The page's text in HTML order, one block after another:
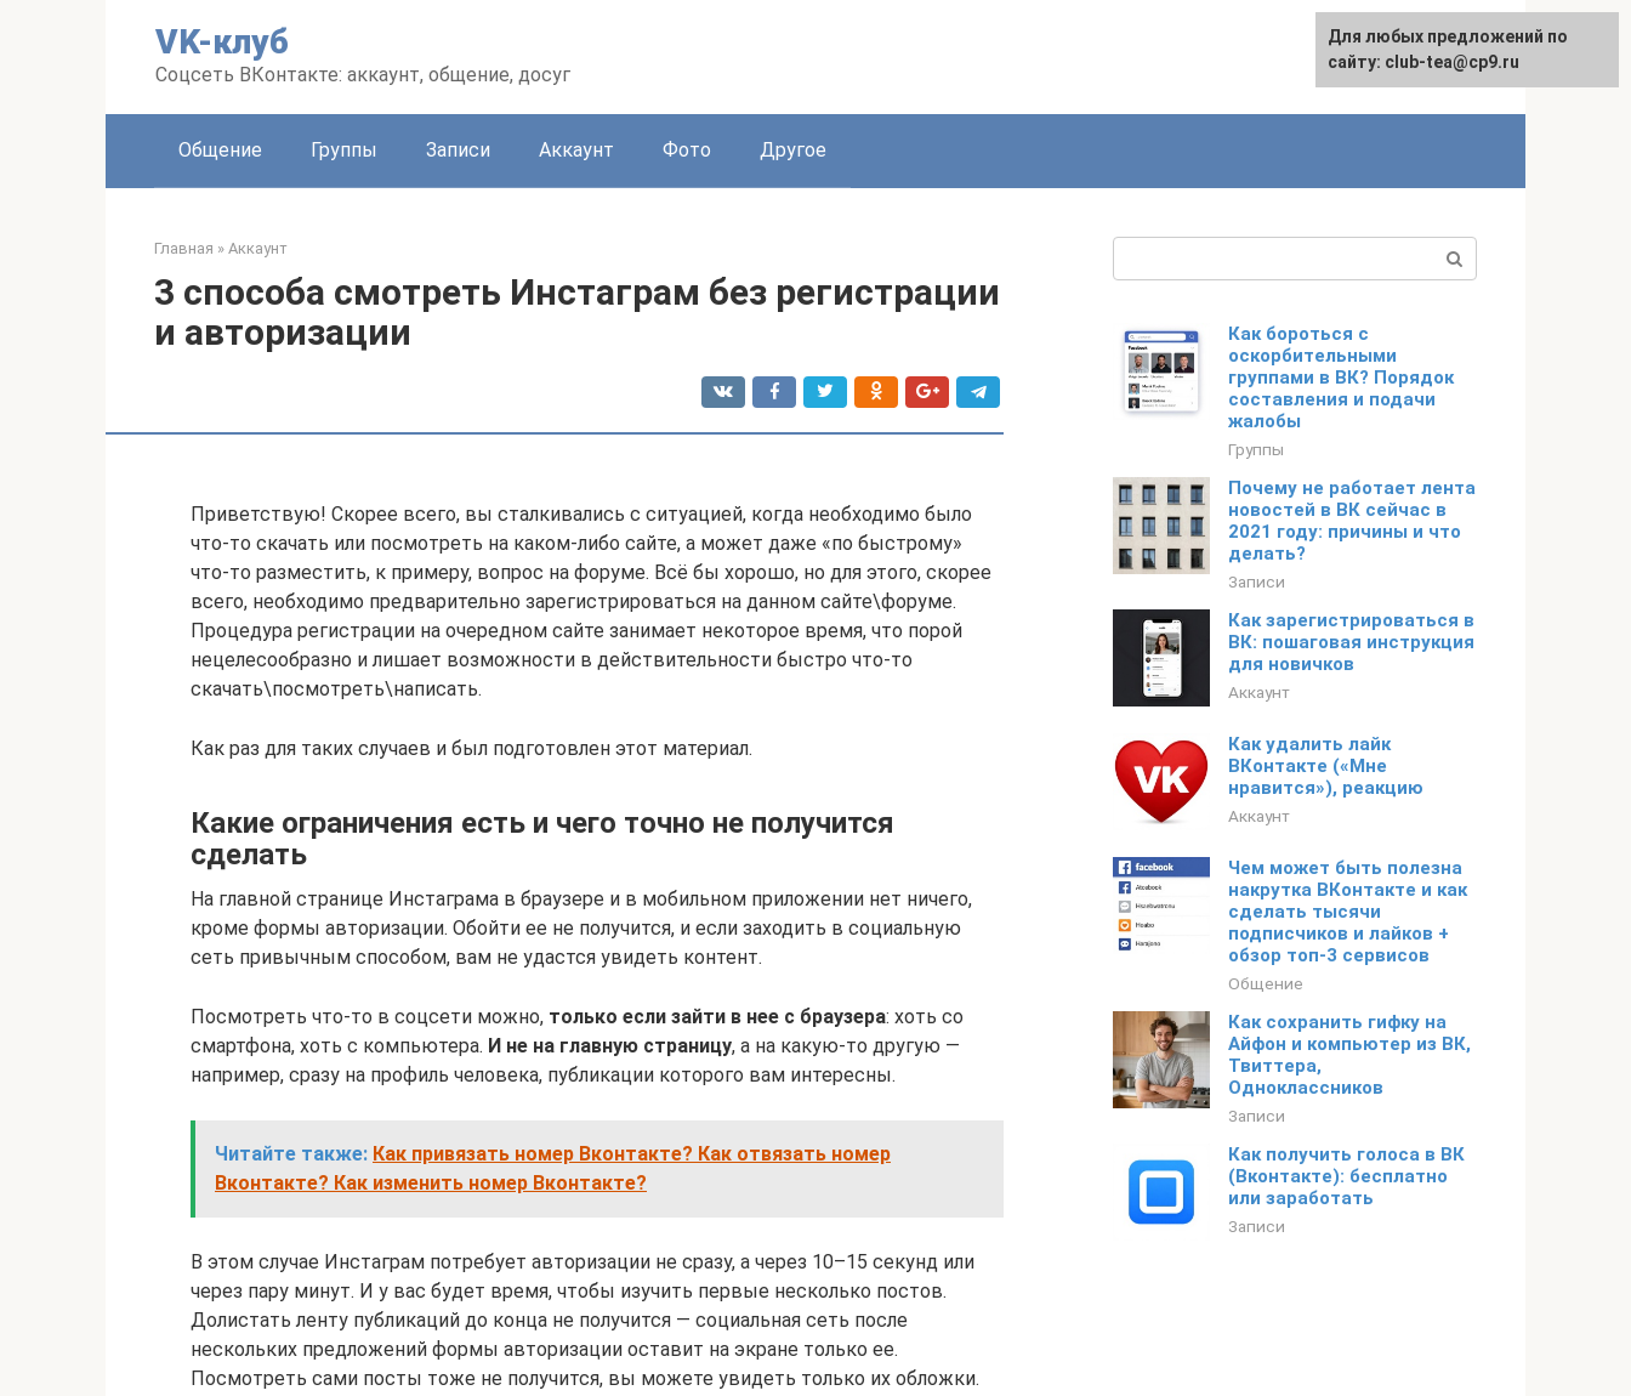
VK-клуб
Соцсеть ВКонтакте: аккаунт, общение, досуг
Общение Группы Записи Аккаунт Фото Другое
Главная » Аккаунт
3 способа смотреть Инстаграм без регистрации
и авторизации
Приветствую! Скорее всего, вы сталкивались с ситуацией, когда необходимо было
что-то скачать или посмотреть на каком-либо сайте, а может даже «по быстрому»
что-то разместить, к примеру, вопрос на форуме. Всё бы хорошо, но для этого, скорее
всего, необходимо предварительно зарегистрироваться на данном сайте\форуме.
Процедура регистрации на очередном сайте занимает некоторое время, что порой
нецелесообразно и лишает возможности в действительности быстро что-то
скачать\посмотреть\написать.
Как раз для таких случаев и был подготовлен этот материал.
Какие ограничения есть и чего точно не получится
сделать
На главной странице Инстаграма в браузере и в мобильном приложении нет ничего,
кроме формы авторизации. Обойти ее не получится, и если заходить в социальную
сеть привычным способом, вам не удастся увидеть контент.
Посмотреть что-то в соцсети можно, только если зайти в нее с браузера: хоть со
смартфона, хоть с компьютера. И не на главную страницу, а на какую-то другую —
например, сразу на профиль человека, публикации которого вам интересны.
Читайте также: Как привязать номер Вконтакте? Как отвязать номер
Вконтакте? Как изменить номер Вконтакте?
В этом случае Инстаграм потребует авторизации не сразу, а через 10–15 секунд или
через пару минут. И у вас будет время, чтобы изучить первые несколько постов.
Долистать ленту публикаций до конца не получится — социальная сеть после
нескольких предложений формы авторизации оставит на экране только ее.
Посмотреть сами посты тоже не получится, вы можете увидеть только их обложки.
Как бороться с
оскорбительными
группами в ВК? Порядок
составления и подачи
жалобы
Группы
Почему не работает лента
новостей в ВК сейчас в
2021 году: причины и что
делать?
Записи
Как зарегистрироваться в
ВК: пошаговая инструкция
для новичков
Аккаунт
Как удалить лайк
ВКонтакте («Мне
нравится»), реакцию
Аккаунт
Чем может быть полезна
накрутка ВКонтакте и как
сделать тысячи
подписчиков и лайков +
обзор топ-3 сервисов
Общение
Как сохранить гифку на
Айфон и компьютер из ВК,
Твиттера,
Одноклассников
Записи
Как получить голоса в ВК
(Вконтакте): бесплатно
или заработать
Записи
Для любых предложений по
сайту: club-tea@cp9.ru